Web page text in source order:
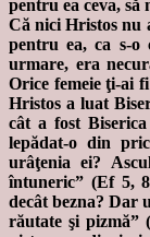
pentru ea ceva, să
Că nici Hristos nu
pentru ea, ca s-o
urmare, era
Orice femeie ţi-ai
Hristos a luat
cât a fost
lepădat-o din
urâţenia ei?
întuneric” (Ef 5,
decât bezna? Dar
răutate şi pizmă”